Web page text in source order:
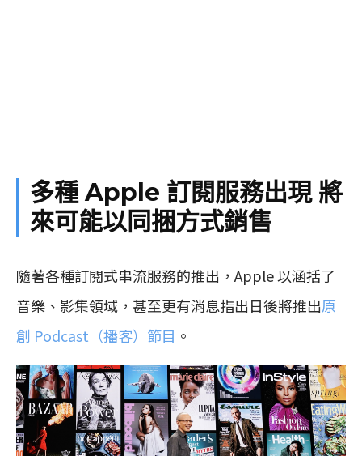
多種 Apple 訂閱服務出現 將
來可能以同捆方式銷售
隨著各種訂閱式串流服務的推出，Apple 以涵括了
音樂、影集領域，甚至更有消息指出日後將推出原
創 Podcast（播客）節目 。